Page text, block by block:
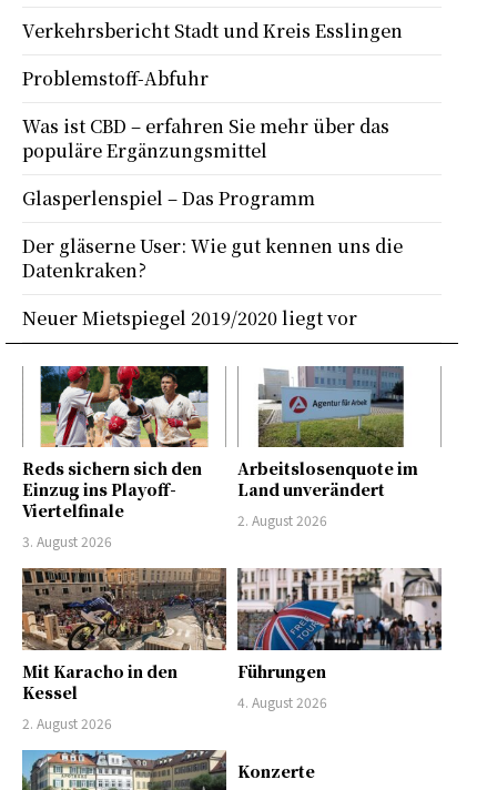
Reds sichern sich den
Einzug ins Playoff-
Viertelfinale
3. August 2026
Arbeitslosenquote im
Land unverändert
2. August 2026
Mit Karacho in den
Kessel
2. August 2026
Führungen
4. August 2026
Konzerte
Verkehrsbericht Stadt und Kreis Esslingen
Problemstoff-Abfuhr
Was ist CBD – erfahren Sie mehr über das
populäre Ergänzungsmittel
Glasperlenspiel – Das Programm
Der gläserne User: Wie gut kennen uns die
Datenkraken?
Neuer Mietspiegel 2019/2020 liegt vor